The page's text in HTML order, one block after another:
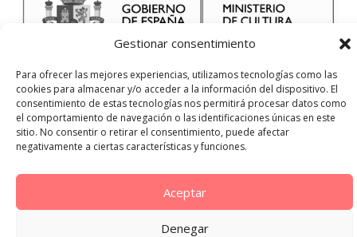
Gestionar consentimiento
Para ofrecer las mejores experiencias, utilizamos tecnologías como las
cookies para almacenar y/o acceder a la información del dispositivo. El
consentimiento de estas tecnologías nos permitirá procesar datos como
el comportamiento de navegación o las identificaciones únicas en este
sitio. No consentir o retirar el consentimiento, puede afectar
negativamente a ciertas características y funciones.
Aceptar
Denegar